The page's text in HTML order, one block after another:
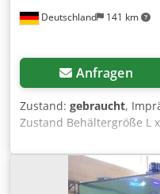
Deutschland 141 km
Anfragen
Zustand: gebraucht,
Zustand Behältergröße L
mit Deckel
LxBxH mm 1200 x 800 x
Eofx Aahjkr Lagerort
Istzustand wie besichtigt